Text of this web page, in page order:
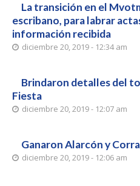
La transición en el
escribano, para labrar
información recibida
diciembre 20, 2019 - 12:34 am
Brindaron detalles del
Fiesta
diciembre 20, 2019 - 12:07 am
Ganaron Alarcón y
diciembre 20, 2019 - 12:06 am